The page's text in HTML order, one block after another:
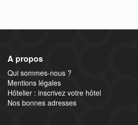
A propos
Qui sommes-nous ?
Mentions légales
Hôtelier : inscrivez votre hôtel
Nos bonnes adresses